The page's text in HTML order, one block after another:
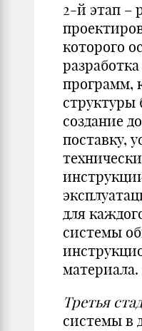
2-й этап –
которого
программ,
структуры
создание
поставку,
для
системы
материала.
Третья
системы в